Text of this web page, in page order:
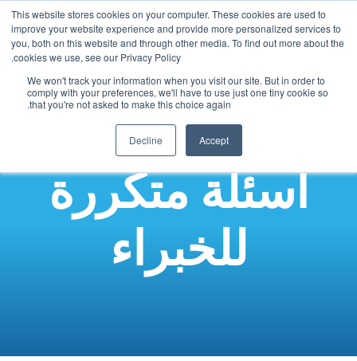
This website stores cookies on your computer. These cookies are used to
improve your website experience and provide more personalized services to
you, both on this website and through other media. To find out more about the
cookies we use, see our Privacy Policy.
We won't track your information when you visit our site. But in order to
comply with your preferences, we'll have to use just one tiny cookie so
that you're not asked to make this choice again.
Accept
Decline
أسئلة متكررة
للخبراء
Arabic
English
French
Spanish
Hindi
Tagalog